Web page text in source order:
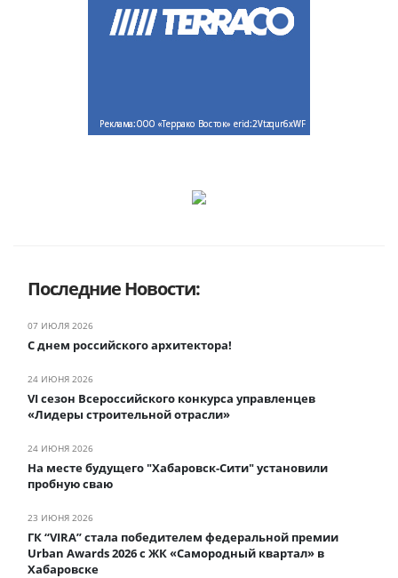
Последние Новости:
07 ИЮЛЯ 2026
С днем российского архитектора!
24 ИЮНЯ 2026
VI сезон Всероссийского конкурса управленцев
«Лидеры строительной отрасли»
24 ИЮНЯ 2026
На месте будущего "Хабаровск-Сити" установили
пробную сваю
23 ИЮНЯ 2026
ГК “VIRA” стала победителем федеральной премии
Urban Awards 2026 с ЖК «Самородный квартал» в
Хабаровске